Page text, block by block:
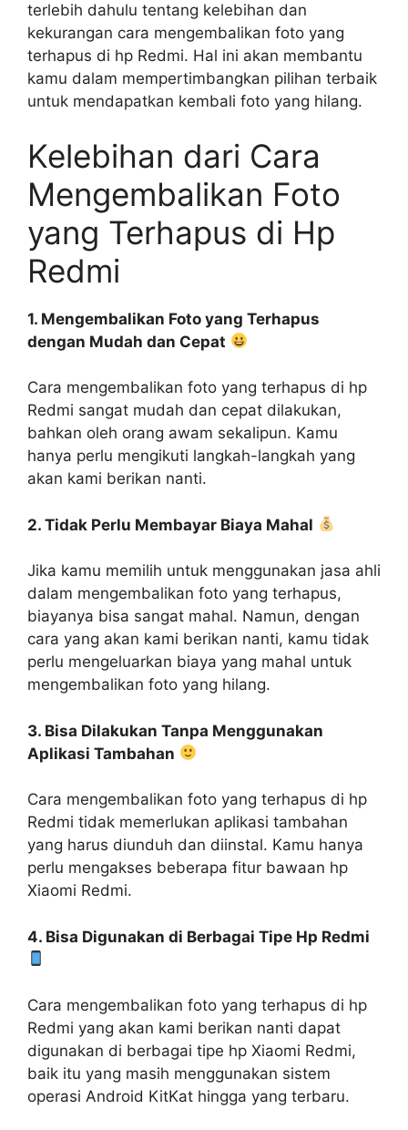
terlebih dahulu tentang kelebihan dan
kekurangan cara mengembalikan foto yang
terhapus di hp Redmi. Hal ini akan membantu
kamu dalam mempertimbangkan pilihan terbaik
untuk mendapatkan kembali foto yang hilang.
Kelebihan dari Cara
Mengembalikan Foto
yang Terhapus di Hp
Redmi
1. Mengembalikan Foto yang Terhapus
dengan Mudah dan Cepat
Cara mengembalikan foto yang terhapus di hp
Redmi sangat mudah dan cepat dilakukan,
bahkan oleh orang awam sekalipun. Kamu
hanya perlu mengikuti langkah-langkah yang
akan kami berikan nanti.
2. Tidak Perlu Membayar Biaya Mahal
Jika kamu memilih untuk menggunakan jasa ahli
dalam mengembalikan foto yang terhapus,
biayanya bisa sangat mahal. Namun, dengan
cara yang akan kami berikan nanti, kamu tidak
perlu mengeluarkan biaya yang mahal untuk
mengembalikan foto yang hilang.
3. Bisa Dilakukan Tanpa Menggunakan
Aplikasi Tambahan
Cara mengembalikan foto yang terhapus di hp
Redmi tidak memerlukan aplikasi tambahan
yang harus diunduh dan diinstal. Kamu hanya
perlu mengakses beberapa fitur bawaan hp
Xiaomi Redmi.
4. Bisa Digunakan di Berbagai Tipe Hp Redmi
Cara mengembalikan foto yang terhapus di hp
Redmi yang akan kami berikan nanti dapat
digunakan di berbagai tipe hp Xiaomi Redmi,
baik itu yang masih menggunakan sistem
operasi Android KitKat hingga yang terbaru.